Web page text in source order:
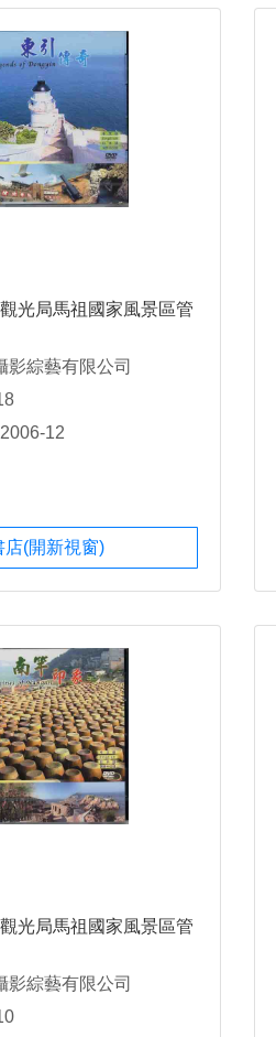
光局馬祖國家風景區管
影綜藝有限公司
12
店(開新視窗)
光局馬祖國家風景區管
影綜藝有限公司